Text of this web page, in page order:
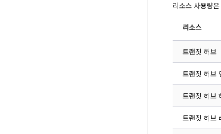
리소스 사용량
리소스
트랜짓 허브
트랜짓 허브
트랜짓 허브
트랜짓 허브